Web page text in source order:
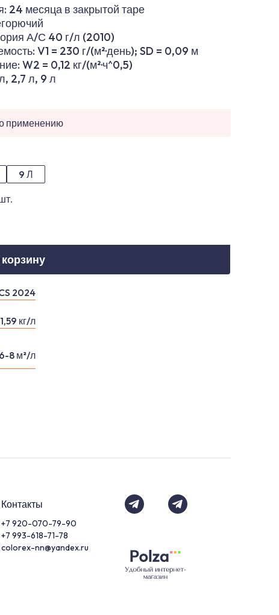
24 месяца в закрытой таре
А/С 40 г/л (2010)
V1 = 230 г/(м²·день); SD = 0,09 м
W2 = 0,12 кг/(м²·ч^0,5)
2,7 л, 9 л
применению
9 Л
2024
1,59 кг/л
6-8 м²/л
Контакты
+7 920-070-79-90
+7 993-618-71-78
colorex-nn@yandex.ru